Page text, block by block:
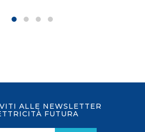
ALLE NEWSLETTER
FUTURA